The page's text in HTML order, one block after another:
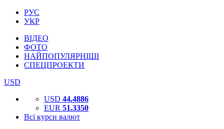
РУС
УКР
ВІДЕО
ФОТО
НАЙПОПУЛЯРНІШІ
СПЕЦПРОЕКТИ
USD
USD 44.4886
EUR 51.3350
Всі курси валют